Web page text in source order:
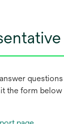
the form